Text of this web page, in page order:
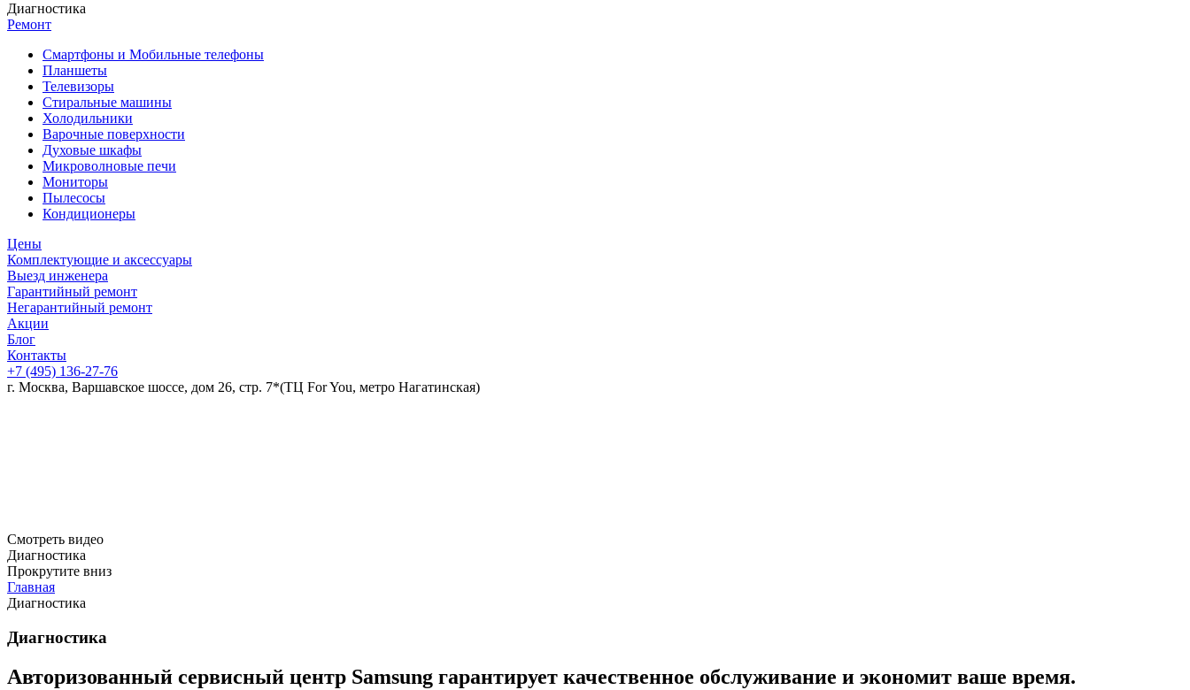
Диагностика
Ремонт
Смартфоны и Мобильные телефоны
Планшеты
Телевизоры
Стиральные машины
Холодильники
Варочные поверхности
Духовые шкафы
Микроволновые печи
Мониторы
Пылесосы
Кондиционеры
Цены
Комплектующие и аксессуары
Выезд инженера
Гарантийный ремонт
Негарантийный ремонт
Акции
Блог
Контакты
+7 (495) 136-27-76
г. Москва, Варшавское шоссе, дом 26, стр. 7*(ТЦ For You, метро Нагатинская)
Смотреть видео
Диагностика
Прокрутите вниз
Главная
Диагностика
Диагностика
Авторизованный сервисный центр Samsung гарантирует качественное обслуживание и экономит ваше время.